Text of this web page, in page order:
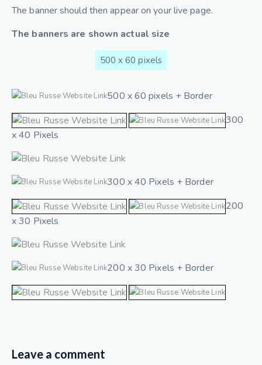
The banner should then appear on your live page.
The banners are shown actual size
500 x 60 pixels
500 x 60 pixels + Border
300
x 40 Pixels
300 x 40 Pixels + Border
200
x 30 Pixels
200 x 30 Pixels + Border
Leave a comment